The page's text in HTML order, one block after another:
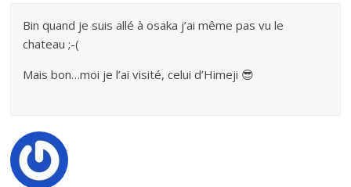
Bin quand je suis allé à osaka j’ai même pas vu le
chateau ;-(
Mais bon…moi je l’ai visité, celui d’Himeji 😎